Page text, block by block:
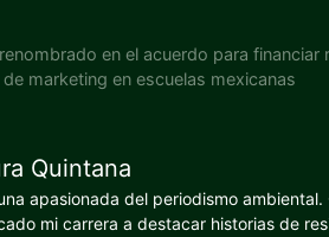
en el acuerdo para financiar
marketing en escuelas mexicanas
Quintana
apasionada del periodismo
mi carrera a destacar historias de